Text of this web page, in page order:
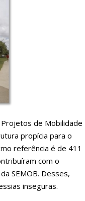
de Mobilidade
propícia para o
referência é de 411
com o
SEMOB. Desses,
inseguras.